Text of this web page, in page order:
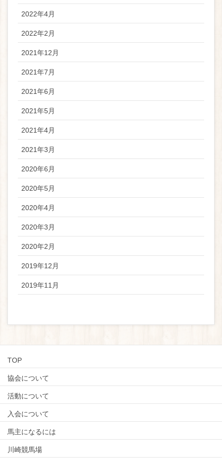
2022年4月
2022年2月
2021年12月
2021年7月
2021年6月
2021年5月
2021年4月
2021年3月
2020年6月
2020年5月
2020年4月
2020年3月
2020年2月
2019年12月
2019年11月
TOP
協会について
活動について
入会について
馬主になるには
川崎競馬場